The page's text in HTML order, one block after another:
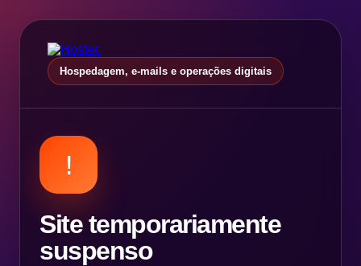
Hospedagem, e-mails e operações digitais
!
Site temporariamente
suspenso